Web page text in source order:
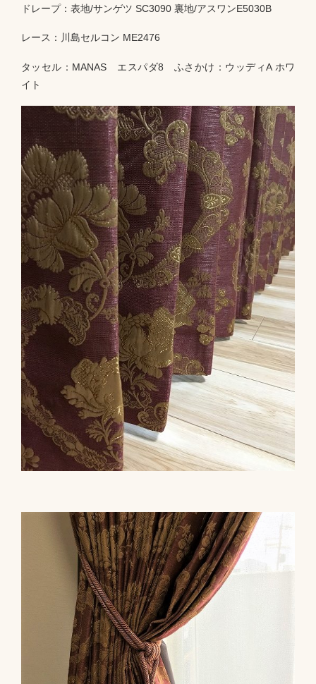
ドレープ：表地/サンゲツ SC3090 裏地/アスワンE5030B
レース：川島セルコン ME2476
タッセル：MANAS エスパダ8 ふさかけ：ウッディA ホワ
イト